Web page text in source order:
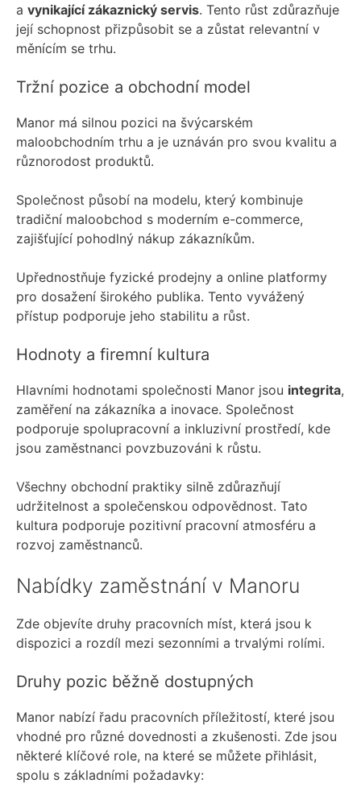
a vynikající zákaznický servis. Tento růst zdůrazňuje
její schopnost přizpůsobit se a zůstat relevantní v
měnícím se trhu.
Tržní pozice a obchodní model
Manor má silnou pozici na švýcarském
maloobchodním trhu a je uznáván pro svou kvalitu a
různorodost produktů.
Společnost působí na modelu, který kombinuje
tradiční maloobchod s moderním e-commerce,
zajišťující pohodlný nákup zákazníkům.
Upřednostňuje fyzické prodejny a online platformy
pro dosažení širokého publika. Tento vyvážený
přístup podporuje jeho stabilitu a růst.
Hodnoty a firemní kultura
Hlavními hodnotami společnosti Manor jsou integrita,
zaměření na zákazníka a inovace. Společnost
podporuje spolupracovní a inkluzivní prostředí, kde
jsou zaměstnanci povzbuzováni k růstu.
Všechny obchodní praktiky silně zdůrazňují
udržitelnost a společenskou odpovědnost. Tato
kultura podporuje pozitivní pracovní atmosféru a
rozvoj zaměstnanců.
Nabídky zaměstnání v Manoru
Zde objevíte druhy pracovních míst, která jsou k
dispozici a rozdíl mezi sezonními a trvalými rolími.
Druhy pozic běžně dostupných
Manor nabízí řadu pracovních příležitostí, které jsou
vhodné pro různé dovednosti a zkušenosti. Zde jsou
některé klíčové role, na které se můžete přihlásit,
spolu s základními požadavky: